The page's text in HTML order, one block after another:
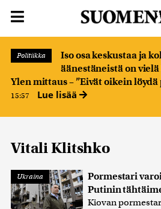
Politiikka
Iso osa keskustaa ja
äänestäneistä on
Ylen mittaus – ”Eivät oikein
15:57
Lue lisää
Vitali Klitshko
Ukraina
Pormestari
Putinin
Kiovan